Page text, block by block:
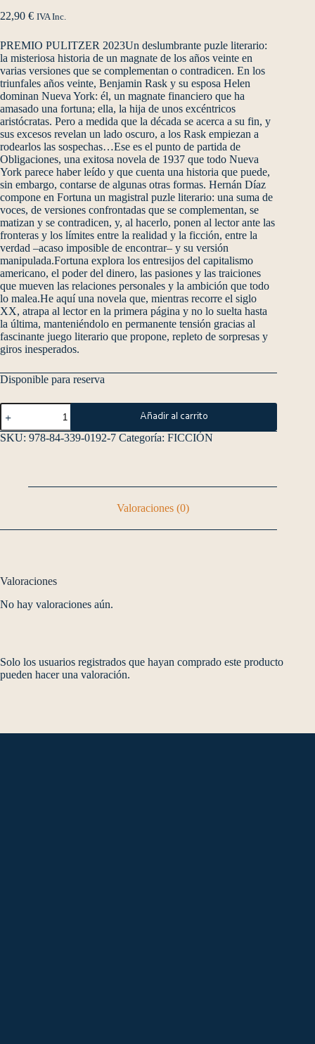
22,90 € IVA Inc.
PREMIO PULITZER 2023Un deslumbrante puzle literario:
la misteriosa historia de un magnate de los años veinte en
varias versiones que se complementan o contradicen. En los
triunfales años veinte, Benjamin Rask y su esposa Helen
dominan Nueva York: él, un magnate financiero que ha
amasado una fortuna; ella, la hija de unos excéntricos
aristócratas. Pero a medida que la década se acerca a su fin, y
sus excesos revelan un lado oscuro, a los Rask empiezan a
rodearlos las sospechas…Ese es el punto de partida de
Obligaciones, una exitosa novela de 1937 que todo Nueva
York parece haber leído y que cuenta una historia que puede,
sin embargo, contarse de algunas otras formas. Hernán Díaz
compone en Fortuna un magistral puzle literario: una suma de
voces, de versiones confrontadas que se complementan, se
matizan y se contradicen, y, al hacerlo, ponen al lector ante las
fronteras y los límites entre la realidad y la ficción, entre la
verdad –acaso imposible de encontrar– y su versión
manipulada.Fortuna explora los entresijos del capitalismo
americano, el poder del dinero, las pasiones y las traiciones
que mueven las relaciones personales y la ambición que todo
lo malea.He aquí una novela que, mientras recorre el siglo
XX, atrapa al lector en la primera página y no lo suelta hasta
la última, manteniéndolo en permanente tensión gracias al
fascinante juego literario que propone, repleto de sorpresas y
giros inesperados.
Disponible para reserva
Añadir al carrito
SKU: 978-84-339-0192-7 Categoría: FICCIÓN
Valoraciones (0)
Valoraciones
No hay valoraciones aún.
Solo los usuarios registrados que hayan comprado este producto
pueden hacer una valoración.